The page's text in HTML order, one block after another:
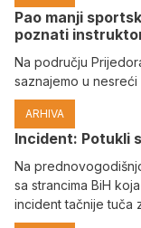
Pao manji
poznati
Na području
saznajemo u
ARHIVA
Incident: Potukli
Na
sa strancima BiH
incident tačnije tuča